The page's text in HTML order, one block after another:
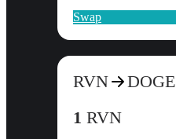
Swap
RVN
DOGE
1 RVN